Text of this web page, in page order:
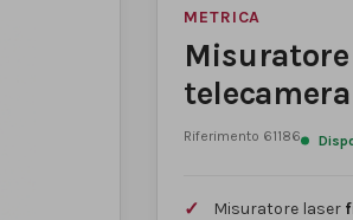
METRICA
Riferimento 61186
Misuratore laser